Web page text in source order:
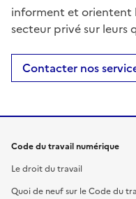
informent et orientent
secteur privé sur leurs
Contacter nos
Code du travail numérique
Le droit du travail
Quoi de neuf sur le Code du